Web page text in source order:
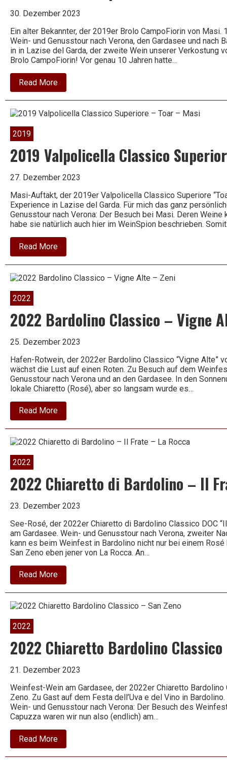
30. Dezember 2023
Ein alter Bekannter, der 2019er Brolo CampoFiorin von
Wein- und Genusstour nach Verona, den Gardasee und nach
in in Lazise del Garda, der zweite Wein unserer Verkostung
Brolo CampoFiorin! Vor genau 10 Jahren hatte…
Read Moreabout
2019
Brolo
–
2019
2019 Valpolicella Classico
27. Dezember 2023
Masi-Auftakt, der 2019er Valpolicella Classico Superiore
Experience in Lazise del Garda. Für mich das ganz
Genusstour nach Verona: Der Besuch bei Masi. Deren
habe sie natürlich auch hier im WeinSpion beschrieben.
Read Moreabout
2019
Valpolicella
Superiore
2022
2022 Bardolino Classico – Vigne
25. Dezember 2023
Hafen-Rotwein, der 2022er Bardolino Classico “Vigne Alte”
wächst die Lust auf einen Roten. Zu Besuch auf dem
Genusstour nach Verona und an den Gardasee. In den
lokale Chiaretto (Rosé), aber so langsam wurde es…
Read Moreabout
2022
Bardolino
–
2022
2022 Chiaretto di Bardolino – Il
23. Dezember 2023
See-Rosé, der 2022er Chiaretto di Bardolino Classico DOC
am Gardasee. Wein- und Genusstour nach Verona, zweiter
kann es beim Weinfest in Bardolino nicht nur bei einem
San Zeno eben jener von La Rocca. An…
Read Moreabout
2022
Chiaretto
Bardolino
La
Rocca
2022
2022 Chiaretto Bardolino Classico
21. Dezember 2023
Weinfest-Wein am Gardasee, der 2022er Chiaretto
Zeno. Zu Gast auf dem Festa dell’Uva e del Vino in
Wein- und Genusstour nach Verona: Der Besuch des
Capuzza waren wir nun also (endlich) am…
Read Moreabout
2022
Chiaretto